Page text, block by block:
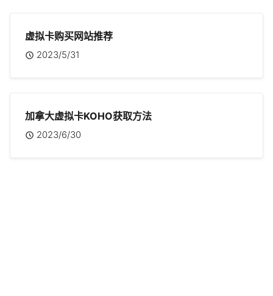
虚拟卡购买网站推荐
2023/5/31
加拿大虚拟卡KOHO获取方法
2023/6/30